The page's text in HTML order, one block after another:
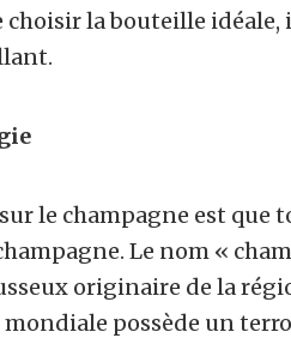
choisir la bouteille
le champagne est que
Le nom «
originaire de la
possède un